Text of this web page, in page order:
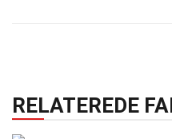
RELATEREDE